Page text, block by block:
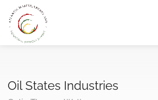
Oil States Industries